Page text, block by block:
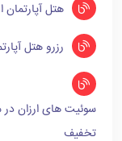
هتل
رزرو هتل
تخفیف